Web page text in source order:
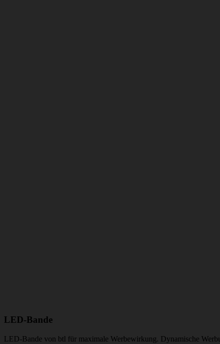
LED-Bande
LED-Bande von btl für maximale Werbewirkung. Dynamische